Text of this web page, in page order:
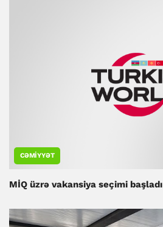
CƏMIYYƏT
MİQ üzrə vakansiya seçimi başladı